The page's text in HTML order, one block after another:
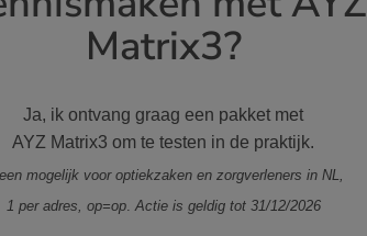
Matrix3?
Ja, ik ontvang graag een pakket met
AYZ Matrix3 om te testen in de praktijk.
mogelijk voor optiekzaken en zorgverleners in NL,
1 per adres, op=op.Actie is geldig tot 31/12/2026